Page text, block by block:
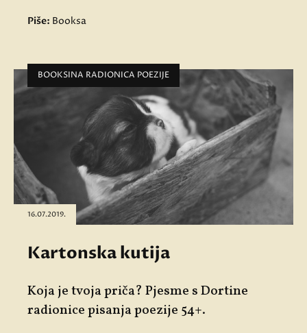
Piše: Booksa
BOOKSINA RADIONICA POEZIJE
16.07.2019.
Kartonska kutija
Koja je tvoja priča? Pjesme s Dortine
radionice pisanja poezije 54+.